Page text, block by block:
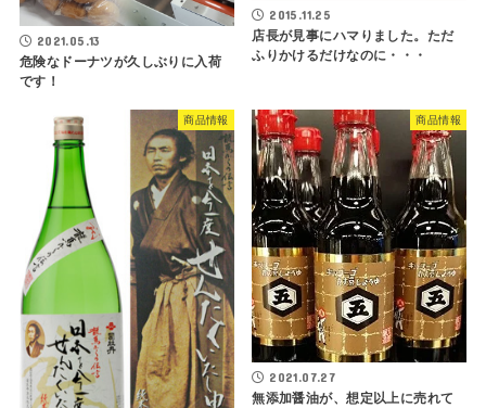
2021.05.13
危険なドーナツが久しぶりに入荷
です！
2015.11.25
店長が見事にハマりました。ただ
ふりかけるだけなのに・・・
商品情報 商品情報
2021.07.27
無添加醤油が、想定以上に売れて